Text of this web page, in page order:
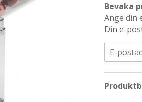
Bevaka
Ange din
Din e-